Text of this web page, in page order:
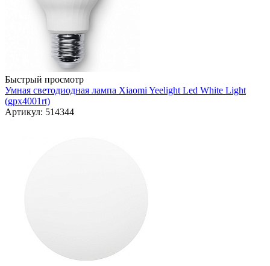
Быстрый просмотр
Умная светодиодная лампа Xiaomi Yeelight Led White Light
(gpx4001rt)
Артикул: 514344